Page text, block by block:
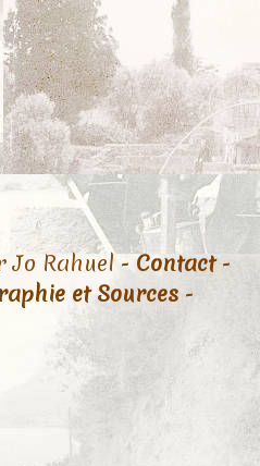
Jo Rahuel -Contact-
et Sources -